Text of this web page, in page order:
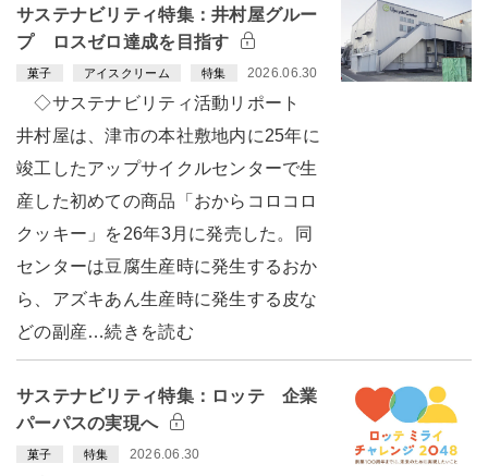
サステナビリティ特集：井村屋グルー
プ ロスゼロ達成を目指す
菓子 アイスクリーム 特集 2026.06.30
◇サステナビリティ活動リポート
井村屋は、津市の本社敷地内に25年に
竣工したアップサイクルセンターで生
産した初めての商品「おからコロコロ
クッキー」を26年3月に発売した。同
センターは豆腐生産時に発生するおか
ら、アズキあん生産時に発生する皮な
どの副産…続きを読む
サステナビリティ特集：ロッテ 企業
パーパスの実現へ
菓子 特集 2026.06.30